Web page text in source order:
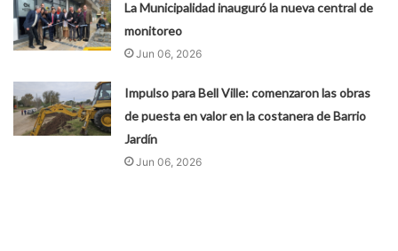
La Municipalidad inauguró la nueva central de
monitoreo
Jun 06, 2026
Impulso para Bell Ville: comenzaron las obras
de puesta en valor en la costanera de Barrio
Jardín
Jun 06, 2026